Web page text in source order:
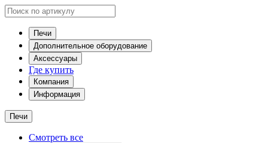
Печи
Дополнительное оборудование
Аксессуары
Где купить
Компания
Информация
Печи
Смотреть все